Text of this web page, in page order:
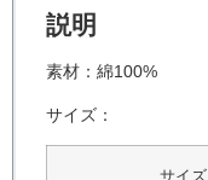
説明
素材：綿100%
サイズ：
サイズ